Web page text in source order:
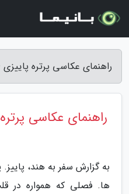
راهنمای عکاسی پرتره
راهنمای عکاسی
به گزارش سفر به هند،
ها. فصلی که همواره در